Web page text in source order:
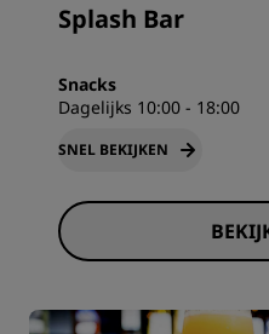
Splash Bar
Snacks
Dagelijks 10:00 - 18:00
SNEL BEKIJKEN